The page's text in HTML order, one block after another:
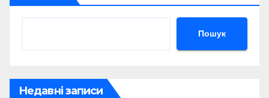
Пошук
Недавні записи